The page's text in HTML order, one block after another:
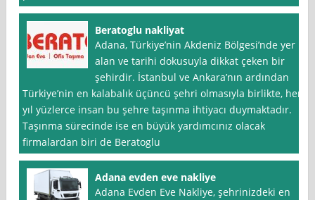
Beratoglu nakliyat
Adana, Türkiye’nin Akdeniz Bölgesi’nde yer
alan ve tarihi dokusuyla dikkat çeken bir
şehirdir. İstanbul ve Ankara’nın ardından
Türkiye’nin en kalabalık üçüncü şehri olmasıyla birlikte, her
yıl yüzlerce insan bu şehre taşınma ihtiyacı duymaktadır.
Taşınma sürecinde ise en büyük yardımcınız olacak
firmalardan biri de Beratoglu
Adana evden eve nakliye
Adana Evden Eve Nakliye, şehrinizdeki en